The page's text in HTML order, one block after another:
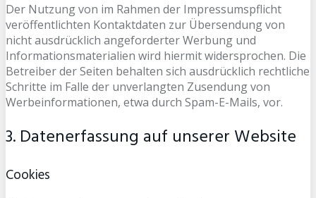
Der Nutzung von im Rahmen der Impressumspflicht
veröffentlichten Kontaktdaten zur Übersendung von
nicht ausdrücklich angeforderter Werbung und
Informationsmaterialien wird hiermit widersprochen. Die
Betreiber der Seiten behalten sich ausdrücklich rechtliche
Schritte im Falle der unverlangten Zusendung von
Werbeinformationen, etwa durch Spam-E-Mails, vor.
3. Datenerfassung auf unserer Website
Cookies